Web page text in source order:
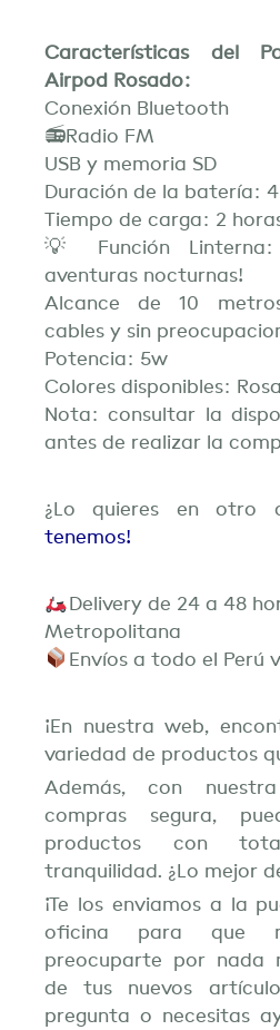
Características del
Airpod Rosado:
Conexión Bluetooth
📻Radio FM
USB y memoria SD
Duración de la batería:
Tiempo de carga: 2
💡 Función
aventuras nocturnas!
Alcance de 10
cables y sin
Potencia: 5w
Colores disponibles:
Nota: consultar la
antes de realizar la
¿Lo quieres en otro
tenemos!
Delivery de 24 a 48
Metropolitana
Envíos a todo el Perú
¡En nuestra web,
variedad de productos
Además, con
compras segura,
productos con
tranquilidad. ¿Lo mejor
¡Te los enviamos a la
oficina para que
preocuparte por nada
de tus nuevos
pregunta o necesitas